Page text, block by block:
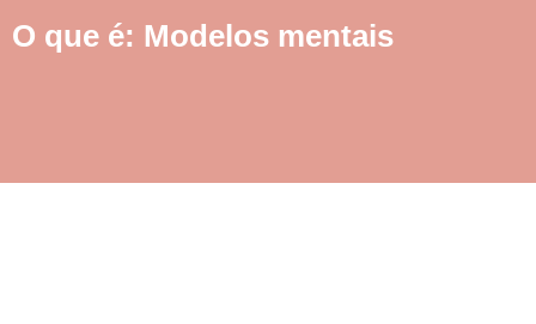
O que é: Modelos mentais